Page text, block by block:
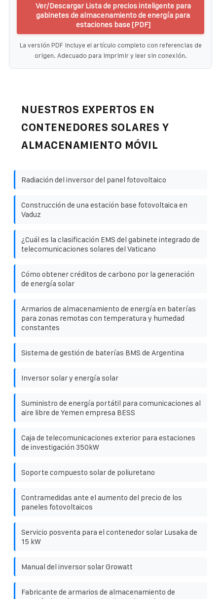
Ver/Descargar Lista de precios inteligente para
gabinetes de almacenamiento de energía para
estaciones base [PDF]
La versión PDF incluye el artículo completo con referencias de
origen. Adecuado para imprimir y leer sin conexión.
NUESTROS EXPERTOS EN
CONTENEDORES SOLARES Y
ALMACENAMIENTO MÓVIL
Radiación del inversor del panel fotovoltaico
Construcción de una estación base fotovoltaica en
Vaduz
¿Cuál es la clasificación EMS del gabinete integrado de
telecomunicaciones solares del Vaticano
Cómo obtener créditos de carbono por la generación
de energía solar
Armarios de almacenamiento de energía en baterías
para zonas remotas con temperatura y humedad
constantes
Sistema de gestión de baterías BMS de Argentina
Inversor solar y energía solar
Suministro de energía portátil para comunicaciones al
aire libre de Yemen empresa BESS
Caja de telecomunicaciones exterior para estaciones
de investigación 350kW
Soporte compuesto solar de poliuretano
Contramedidas ante el aumento del precio de los
paneles fotovoltaicos
Servicio posventa para el contenedor solar Lusaka de
15 kW
Manual del inversor solar Growatt
Fabricante de armarios de almacenamiento de